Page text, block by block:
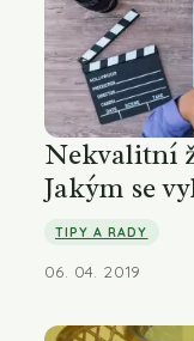
Nekvalitní
Jakým se
TIPY A RADY
06. 04. 2019